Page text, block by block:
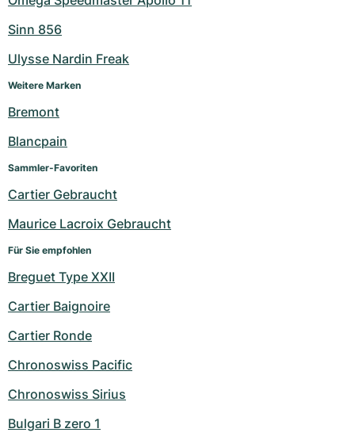
Roadster
Montbrillant
Gebraucht
Sinn 856
Ulysse Nardin Freak
Weitere Marken
Bremont
Blancpain
Sammler-Favoriten
Cartier Gebraucht
Maurice Lacroix Gebraucht
Für Sie empfohlen
Breguet Type XXII
Cartier Baignoire
Cartier Ronde
Chronoswiss Pacific
Chronoswiss Sirius
Bulgari B zero 1